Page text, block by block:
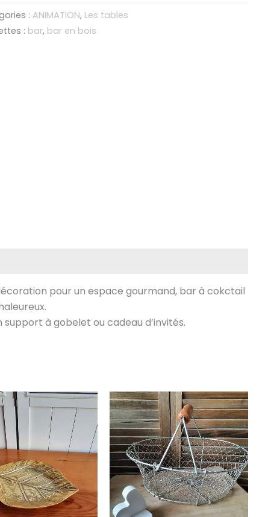
: ANIMATION, Les tables
: bar, bar en bois
pour un espace gourmand, bar à cokctail
à gobelet ou cadeau d’invités.